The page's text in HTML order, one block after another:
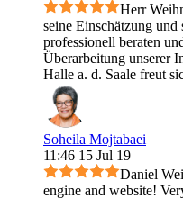
Herr
seine Einschätzung
professionell beraten
Überarbeitung unserer
Halle a. d. Saale freut
Soheila Mojtabaei
11:46 15 Jul 19
Daniel
engine and website!